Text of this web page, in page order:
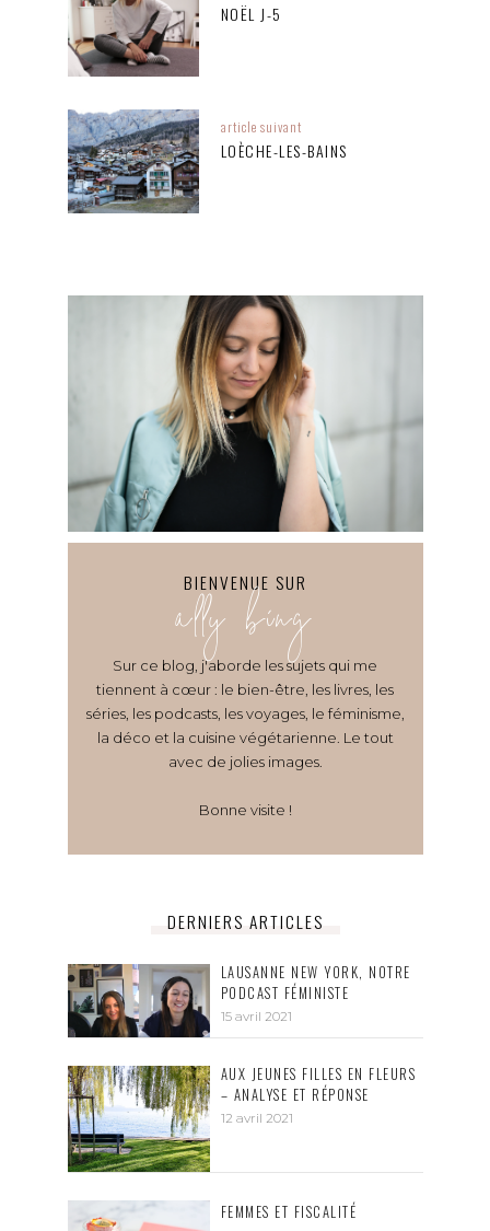
NOËL J-5
article suivant
LOÈCHE-LES-BAINS
BIENVENUE SUR
ally bing
Sur ce blog, j'aborde les sujets qui me
tiennent à cœur : le bien-être, les livres, les
séries, les podcasts, les voyages, le féminisme,
la déco et la cuisine végétarienne. Le tout
avec de jolies images.
Bonne visite !
DERNIERS ARTICLES
LAUSANNE NEW YORK, NOTRE
PODCAST FÉMINISTE
15 avril 2021
AUX JEUNES FILLES EN FLEURS
– ANALYSE ET RÉPONSE
12 avril 2021
FEMMES ET FISCALITÉ